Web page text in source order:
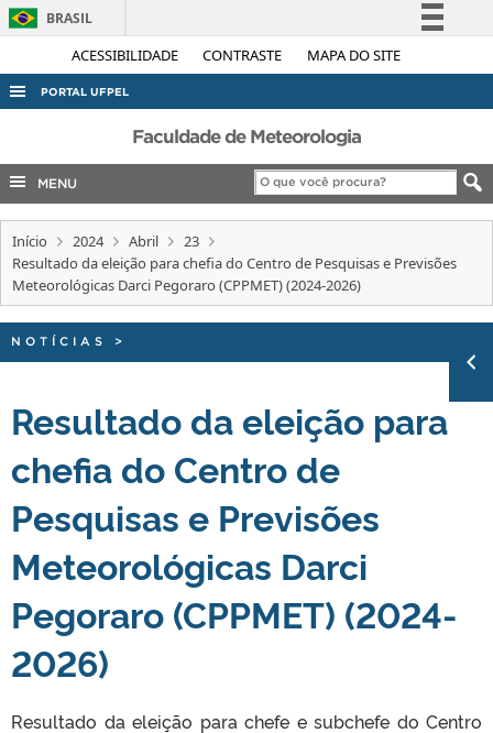
ACESSIBILIDADE CONTRASTE MAPA DO SITE
BRASIL
Simplifique!
Acesso à informação
Legislação
Canais
PORTAL UFPEL
ACESSO À INFORMAÇÃO
AUDITORIA
COBALTO
CONCURSOS
EDITAIS
TELEFONES
Faculdade de Meteorologia
MENU
Início 2024 Abril
23
Resultado da eleição para chefia do Centro de Pesquisas e Previsões
Meteorológicas Darci Pegoraro (CPPMET) (2024-2026)
NOTÍCIAS >
Resultado da eleição para
chefia do Centro de
Pesquisas e Previsões
Meteorológicas Darci
Pegoraro (CPPMET) (2024-
2026)
Resultado da eleição para chefe e subchefe do Centro